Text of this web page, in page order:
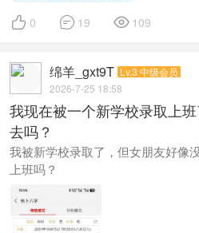
 0  19  109
绵羊_gxt9T Lv.3 中级会员
2026-7-25 18:58
我现在被一个新学校录取上
去吗？
我被新学校录取了，但女朋友好像
上班吗？